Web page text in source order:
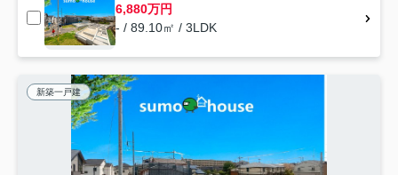
6,880万円
- / 89.10㎡ / 3LDK
新築一戸建